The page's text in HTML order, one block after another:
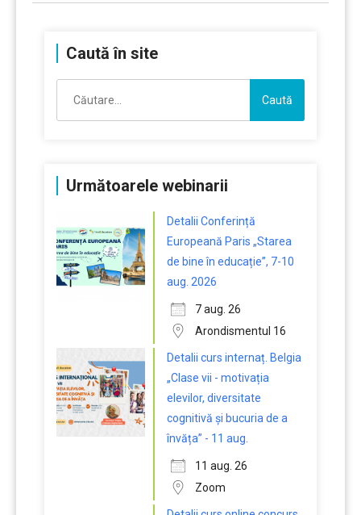
Caută în site
după:
Următoarele webinarii
Detalii Conferință
Europeană Paris „Starea
de bine în educație”, 7-10
aug. 2026
7 aug. 26
Arondismentul 16
Detalii curs internaț. Belgia
„Clase vii - motivația
elevilor, diversitate
cognitivă și bucuria de a
învăța” - 11 aug.
11 aug. 26
Zoom